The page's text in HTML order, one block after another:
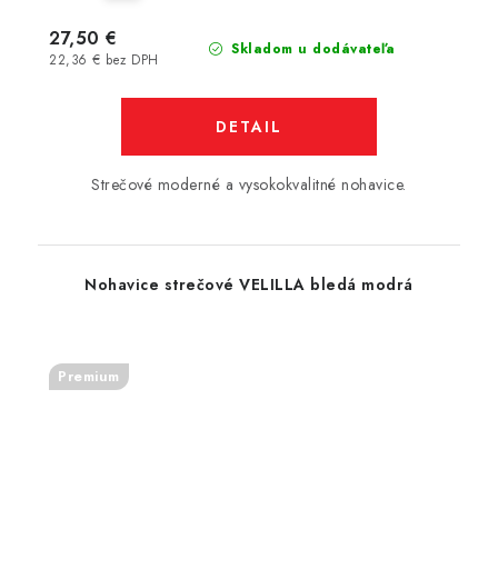
Skladom u dodávateľa
22,36 € bez DPH
27,50 €
DETAIL
Strečové moderné a vysokokvalitné nohavice.
Nohavice strečové VELILLA bledá modrá
Premium